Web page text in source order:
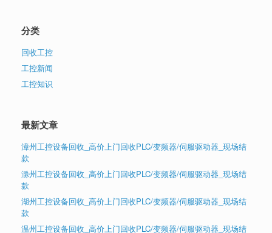
分类
回收工控
工控新闻
工控知识
最新文章
漳州工控设备回收_高价上门回收PLC/变频器/伺服驱动器_现场结
款
滁州工控设备回收_高价上门回收PLC/变频器/伺服驱动器_现场结
款
湖州工控设备回收_高价上门回收PLC/变频器/伺服驱动器_现场结
款
温州工控设备回收_高价上门回收PLC/变频器/伺服驱动器_现场结